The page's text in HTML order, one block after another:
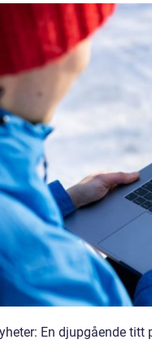
En djupgående